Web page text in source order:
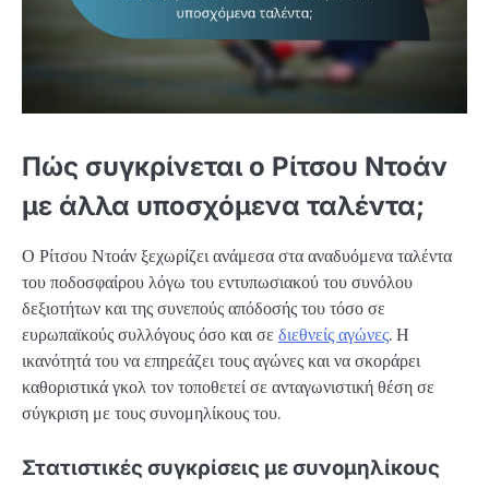
Πώς συγκρίνεται ο Ρίτσου Ντοάν
με άλλα υποσχόμενα ταλέντα;
Ο Ρίτσου Ντοάν ξεχωρίζει ανάμεσα στα αναδυόμενα ταλέντα
του ποδοσφαίρου λόγω του εντυπωσιακού του συνόλου
δεξιοτήτων και της συνεπούς απόδοσής του τόσο σε
ευρωπαϊκούς συλλόγους όσο και σε διεθνείς αγώνες. Η
ικανότητά του να επηρεάζει τους αγώνες και να σκοράρει
καθοριστικά γκολ τον τοποθετεί σε ανταγωνιστική θέση σε
σύγκριση με τους συνομηλίκους του.
Στατιστικές συγκρίσεις με συνομηλίκους